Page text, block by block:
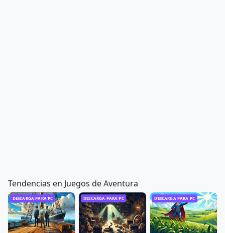
Tendencias en Juegos de Aventura
DESCARGA PARA PC DESCARGA PARA PC DESCARGA PARA PC